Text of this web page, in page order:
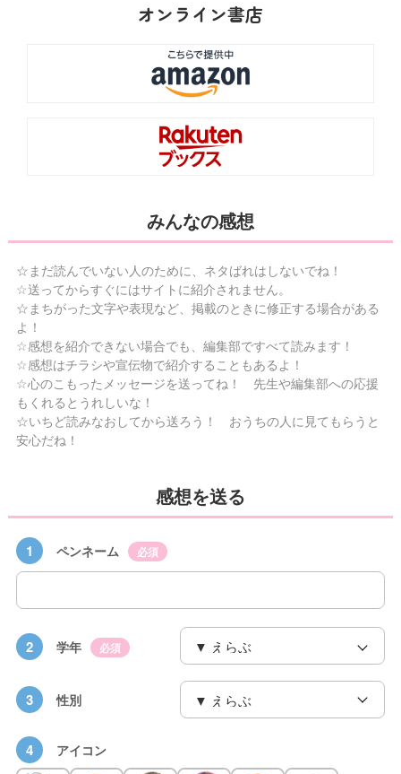
オンライン書店
みんなの感想
☆まだ読んでいない人のために、ネタばれはしないでね！
☆送ってからすぐにはサイトに紹介されません。
☆まちがった文字や表現など、掲載のときに修正する場合がある
よ！
☆感想を紹介できない場合でも、編集部ですべて読みます！
☆感想はチラシや宣伝物で紹介することもあるよ！
☆心のこもったメッセージを送ってね！ 先生や編集部への応援
もくれるとうれしいな！
☆いちど読みなおしてから送ろう！ おうちの人に見てもらうと
安心だね！
感想を送る
1 ペンネーム 必須
2 学年 必須
3 性別
4 アイコン